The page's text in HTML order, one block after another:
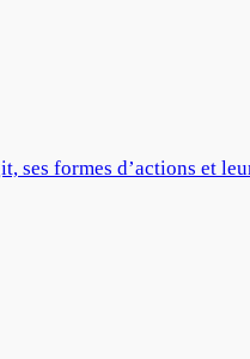
ses formes d’actions et